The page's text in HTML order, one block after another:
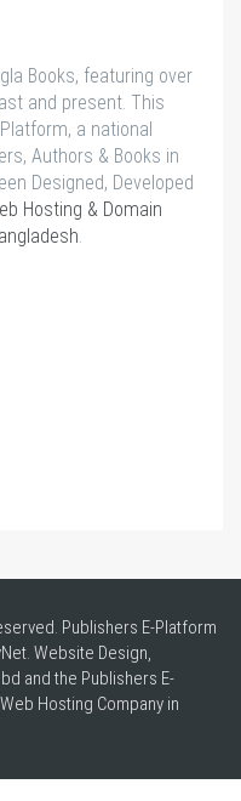
Books, featuring over
and present. This
a national
Authors & Books in
Designed, Developed
Hosting & Domain
Publishers E-Platform
Website Design,
and the Publishers E-
Web Hosting Company in